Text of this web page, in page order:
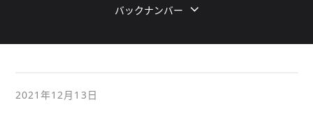
バックナンバー
2021年12月13日